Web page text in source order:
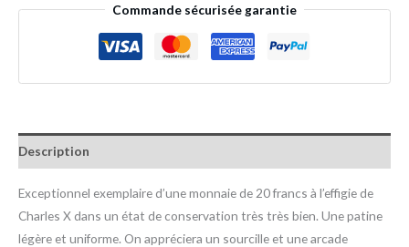
Commande sécurisée garantie
Description
Exceptionnel exemplaire d’une monnaie de 20 francs à l’effigie de
Charles X dans un état de conservation très très bien. Une patine
légère et uniforme. On appréciera un sourcille et une arcade